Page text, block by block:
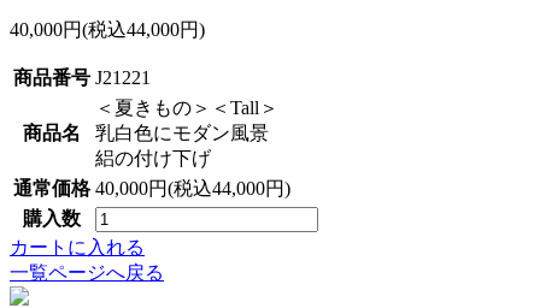
40,000円(税込44,000円)
商品番号 J21221
商品名
＜夏きもの＞＜Tall＞
乳白色にモダン風景
絽の付け下げ
通常価格 40,000円(税込44,000円)
購入数
カートに入れる
一覧ページへ戻る